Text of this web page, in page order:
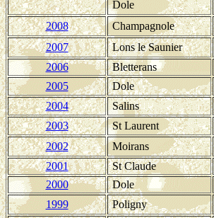
Dole
2008
Champagnole
2007 Lons le Saunier
2006 Bletterans
2005
Dole
2004
Salins
2003
St Laurent
2002
Moirans
2001 St Claude
2000
Dole
1999
Poligny